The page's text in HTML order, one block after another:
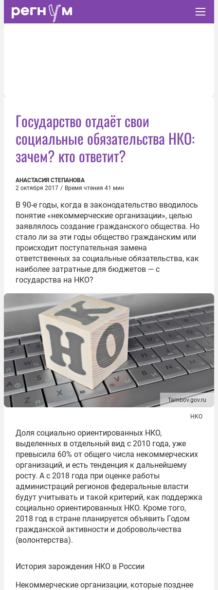
Государство отдаёт свои
социальные обязательства НКО:
зачем? кто ответит?
АНАСТАСИЯ СТЕПАНОВА
2 октября 2017 / Время чтения 41 мин
В 90-е годы, когда в законодательство вводилось
понятие «некоммерческие организации», целью
заявлялось создание гражданского общества. Но
стало ли за эти годы общество гражданским или
происходит поступательная замена
ответственных за социальные обязательства, как
наиболее затратные для бюджетов — с
государства на НКО?
Tambov.gov.ru
НКО
Доля социально ориентированных НКО,
выделенных в отдельный вид с 2010 года, уже
превысила 60% от общего числа некоммерческих
организаций, и есть тенденция к дальнейшему
росту. А с 2018 года при оценке работы
администраций регионов федеральные власти
будут учитывать и такой критерий, как поддержка
социально ориентированных НКО. Кроме того,
2018 год в стране планируется объявить Годом
гражданской активности и добровольчества
(волонтерства).
История зарождения НКО в России
Некоммерческие организации, которые позднее